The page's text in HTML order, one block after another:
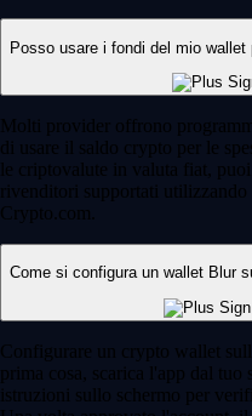
Posso usare i fondi del mio
Molti provider offrono
di usare il saldo crypto per le
le criptovalute in valuta fiat,
rivenditori supportati
Crypto.com.
Come si configura un wallet Blur
Configurare un crypto wallet
prima cosa, scarica l'app dal
istruzioni sullo schermo per